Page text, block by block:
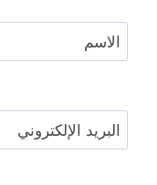
الاسم
البريد الإلكتروني